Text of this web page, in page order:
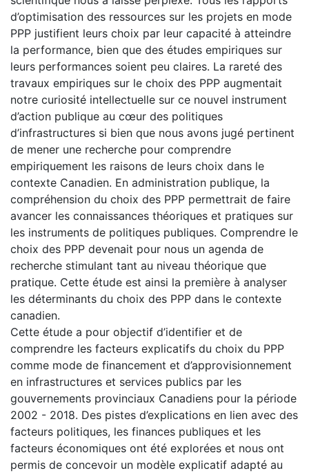
d’optimisation des ressources sur les projets en mode
PPP justifient leurs choix par leur capacité à atteindre
la performance, bien que des études empiriques sur
leurs performances soient peu claires. La rareté des
travaux empiriques sur le choix des PPP augmentait
notre curiosité intellectuelle sur ce nouvel instrument
d’action publique au cœur des politiques
d’infrastructures si bien que nous avons jugé pertinent
de mener une recherche pour comprendre
empiriquement les raisons de leurs choix dans le
contexte Canadien. En administration publique, la
compréhension du choix des PPP permettrait de faire
avancer les connaissances théoriques et pratiques sur
les instruments de politiques publiques. Comprendre le
choix des PPP devenait pour nous un agenda de
recherche stimulant tant au niveau théorique que
pratique. Cette étude est ainsi la première à analyser
les déterminants du choix des PPP dans le contexte
canadien.
Cette étude a pour objectif d’identifier et de
comprendre les facteurs explicatifs du choix du PPP
comme mode de financement et d’approvisionnement
en infrastructures et services publics par les
gouvernements provinciaux Canadiens pour la période
2002 - 2018. Des pistes d’explications en lien avec des
facteurs politiques, les finances publiques et les
facteurs économiques ont été explorées et nous ont
permis de concevoir un modèle explicatif adapté au